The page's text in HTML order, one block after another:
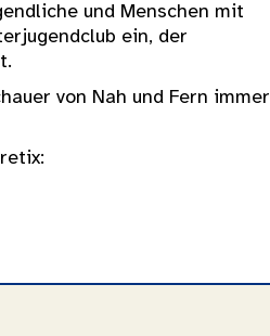
und Menschen mit
ein, der
von Nah und Fern immer